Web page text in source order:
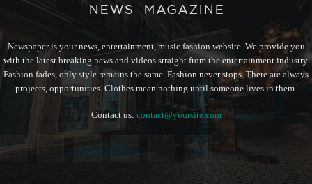
Newspaper is your news, entertainment, music fashion website. We provide you
with the latest breaking news and videos straight from the entertainment industry.
Fashion fades, only style remains the same. Fashion never stops. There are always
projects, opportunities. Clothes mean nothing until someone lives in them.
Contact us: contact@yoursite.com